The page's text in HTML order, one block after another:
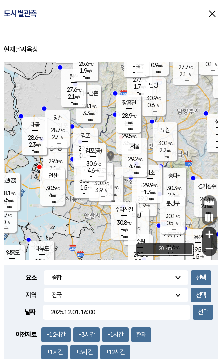
도시별관측 close
홈
현재날씨 육상
의도
℃
m/s
mm
영흥도
양주
27.9℃
1.7
-mm
과천
29.0℃
1.9m/s
- mm
용인
29.5℃
1.5m/s
경기광주
27.4℃
2.8m/s
-mm
2.7m/s
대부도
29.6
경서동
29.4℃
2.0m/s
-mm
파주금촌
28.1℃
3.3m/s
-mm
27.7℃
2.1 m/s
-mm
대곶
28.6℃
2.3m/s
-mm
창
-
-m/
-
탄현
27.6℃
2.1 m/s
-mm
0.1 m/s
-mm
의왕
- ℃
m/s
mm
김포
29.4℃
0.1 m/s
mm
광명
30.8 ℃
2.5 m/s
-mm
부천
30.5℃
1.5m/s
-mm
양촌
28.7℃
2.7m/s
-mm
구로
30.4℃
3.9m/s
-mm
은평
29.5℃
3.5 m/s
- mm
노원
30.1℃
2.2m/s
-mm
송파*
30.3℃
2.4m/s
-mm
서초
29.9℃
1.3m/s
-mm
남방
30.9℃
0.6m/s
-mm
기흥구갈
28.6℃
2.7m/s
-
수리산길
30.8℃
-m/s
-mm
분당구
30.1℃
0.5m/s
-mm
장흥면
28.9℃
-m/s
-mm
-m/s
-mm
인천(공)
28.1℃
5.5m/s
-mm
김포(공)
30.6℃
4.6m/s
-mm
수원
29.8℃
2.8 m/s
인천
30.5℃
4m/s
-mm
서울
29.2℃
4.7m/s
-mm
25.6℃
1.9m/s
-mm
0.9m/s
-mm
+
−
20 km
요소
지역
날짜
이전자료 -12시간 -3시간 -1시간 현재
+1시간 +3시간 +12시간